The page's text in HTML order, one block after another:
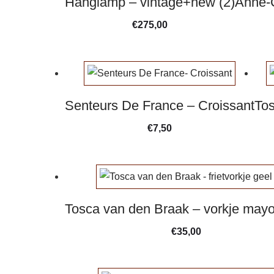
€275,00
Senteurs De France – Croissant
€7,50
Tosca van den Braak – vorkje
€35,00